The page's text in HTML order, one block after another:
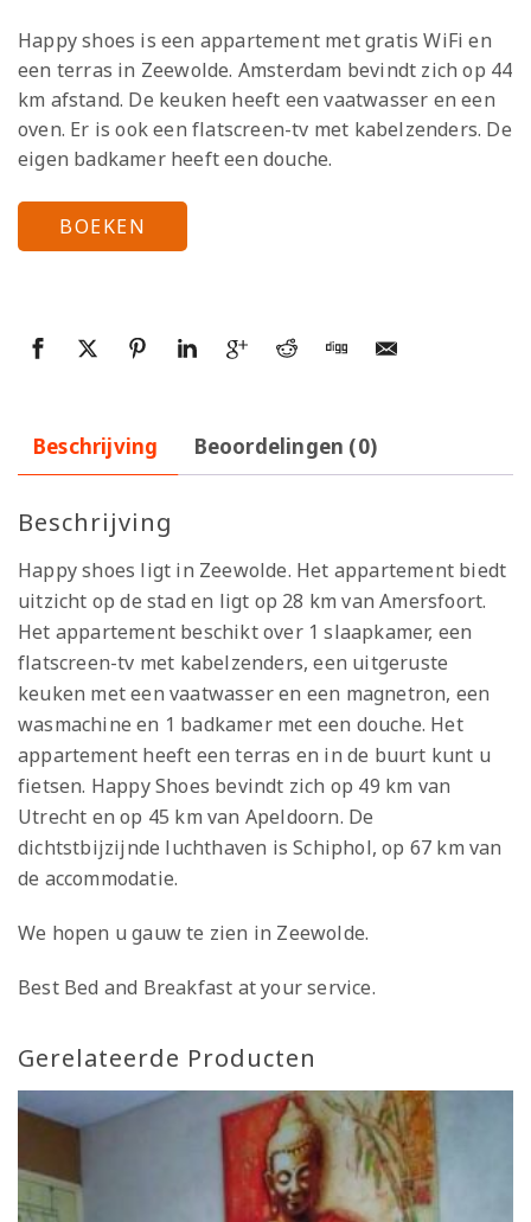
Happy shoes is een appartement met gratis WiFi en
een terras in Zeewolde. Amsterdam bevindt zich op 44
km afstand. De keuken heeft een vaatwasser en een
oven. Er is ook een flatscreen-tv met kabelzenders. De
eigen badkamer heeft een douche.
BOEKEN
Beschrijving Beoordelingen (0)
Beschrijving
Happy shoes ligt in Zeewolde. Het appartement biedt
uitzicht op de stad en ligt op 28 km van Amersfoort.
Het appartement beschikt over 1 slaapkamer, een
flatscreen-tv met kabelzenders, een uitgeruste
keuken met een vaatwasser en een magnetron, een
wasmachine en 1 badkamer met een douche. Het
appartement heeft een terras en in de buurt kunt u
fietsen. Happy Shoes bevindt zich op 49 km van
Utrecht en op 45 km van Apeldoorn. De
dichtstbijzijnde luchthaven is Schiphol, op 67 km van
de accommodatie.
We hopen u gauw te zien in Zeewolde.
Best Bed and Breakfast at your service.
Gerelateerde Producten